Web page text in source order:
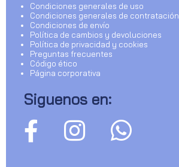
Condiciones generales de uso
Condiciones generales de contratación
Condiciones de envío
Política de cambios y devoluciones
Política de privacidad y cookies
Preguntas frecuentes
Código ético
Página corporativa
Siguenos en: